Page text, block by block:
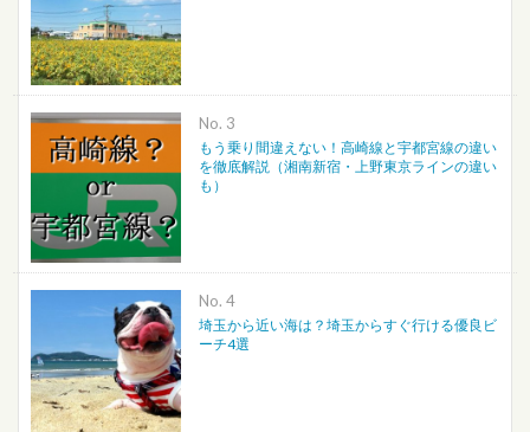
No.
もう乗り間違えない！高崎線と宇都宮線の違い
を徹底解説（湘南新宿・上野東京ラインの違い
も）
No.
埼玉から近い海は？埼玉からすぐ行ける優良ビ
ーチ4選